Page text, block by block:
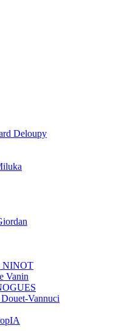
Deloupy
NINOT
Vanin
Vannuci